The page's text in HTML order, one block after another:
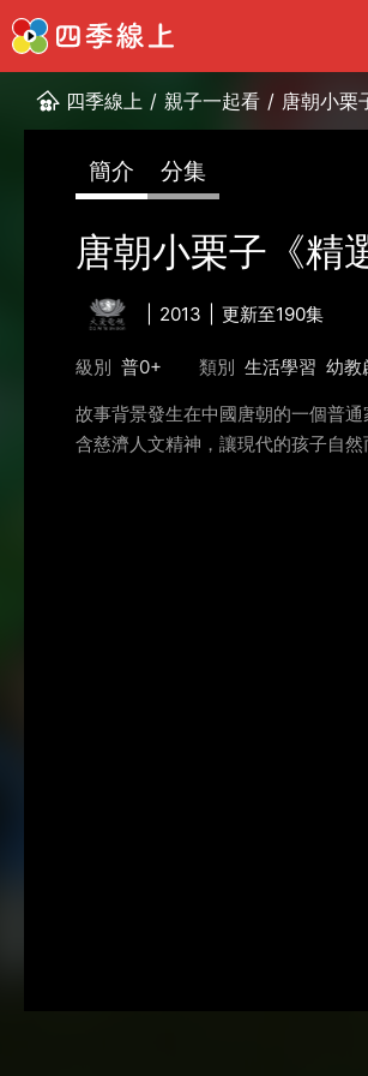
四季線上 / 親子一起看 / 唐朝小栗
簡介 分集
唐朝小栗子《精
2013 更新至190集
級別 普0+ 類別 生活學習 幼教
故事背景發生在中國唐朝的一個普
含慈濟人文精神，讓現代的孩子自